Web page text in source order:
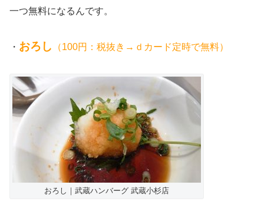
一つ無料になるんです。
・ おろし （100円：税抜き→ｄカード定時で無料）
おろし｜武蔵ハンバーグ 武蔵小杉店